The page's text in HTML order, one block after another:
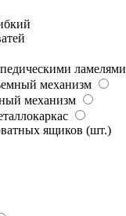
ламелями
механизм
механизм
ящиков (шт.)